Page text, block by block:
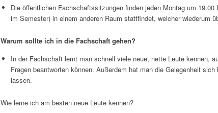
Die öffentlichen Fachschaftssitzungen finden jeden Montag um
im Semester) in einem anderen Raum stattfindet, welcher wiederum
Warum sollte ich in die Fachschaft gehen?
In der Fachschaft lernt man schnell viele neue, nette Leute kennen,
Fragen beantworten können. Außerdem hat man die Gelegenheit
lassen.
Wie lerne ich am besten neue Leute kennen?